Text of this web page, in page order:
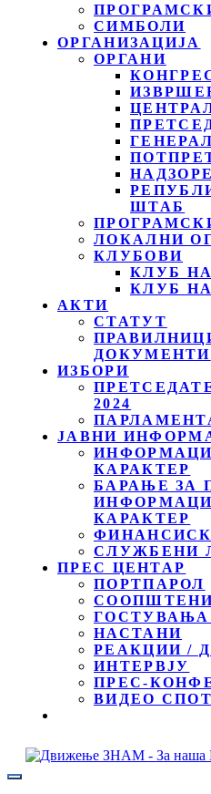
СИМБОЛИ
ОРГАНИЗАЦИЈА
ОРГАНИ
ШТАБ
ЛОКАЛНИ
КЛУБОВИ
КЛУБ
КЛУБ
АКТИ
СТАТУТ
ДОКУМЕНТИ
ИЗБОРИ
2024
ЈАВНИ
КАРАКТЕР
БАРАЊЕ ЗА
КАРАКТЕР
СЛУЖБЕНИ
ПРЕС ЦЕНТАР
ПОРТПАРОЛ
НАСТАНИ
РЕАКЦИИ /
ИНТЕРВЈУ
ПРЕС-
ВИДЕО